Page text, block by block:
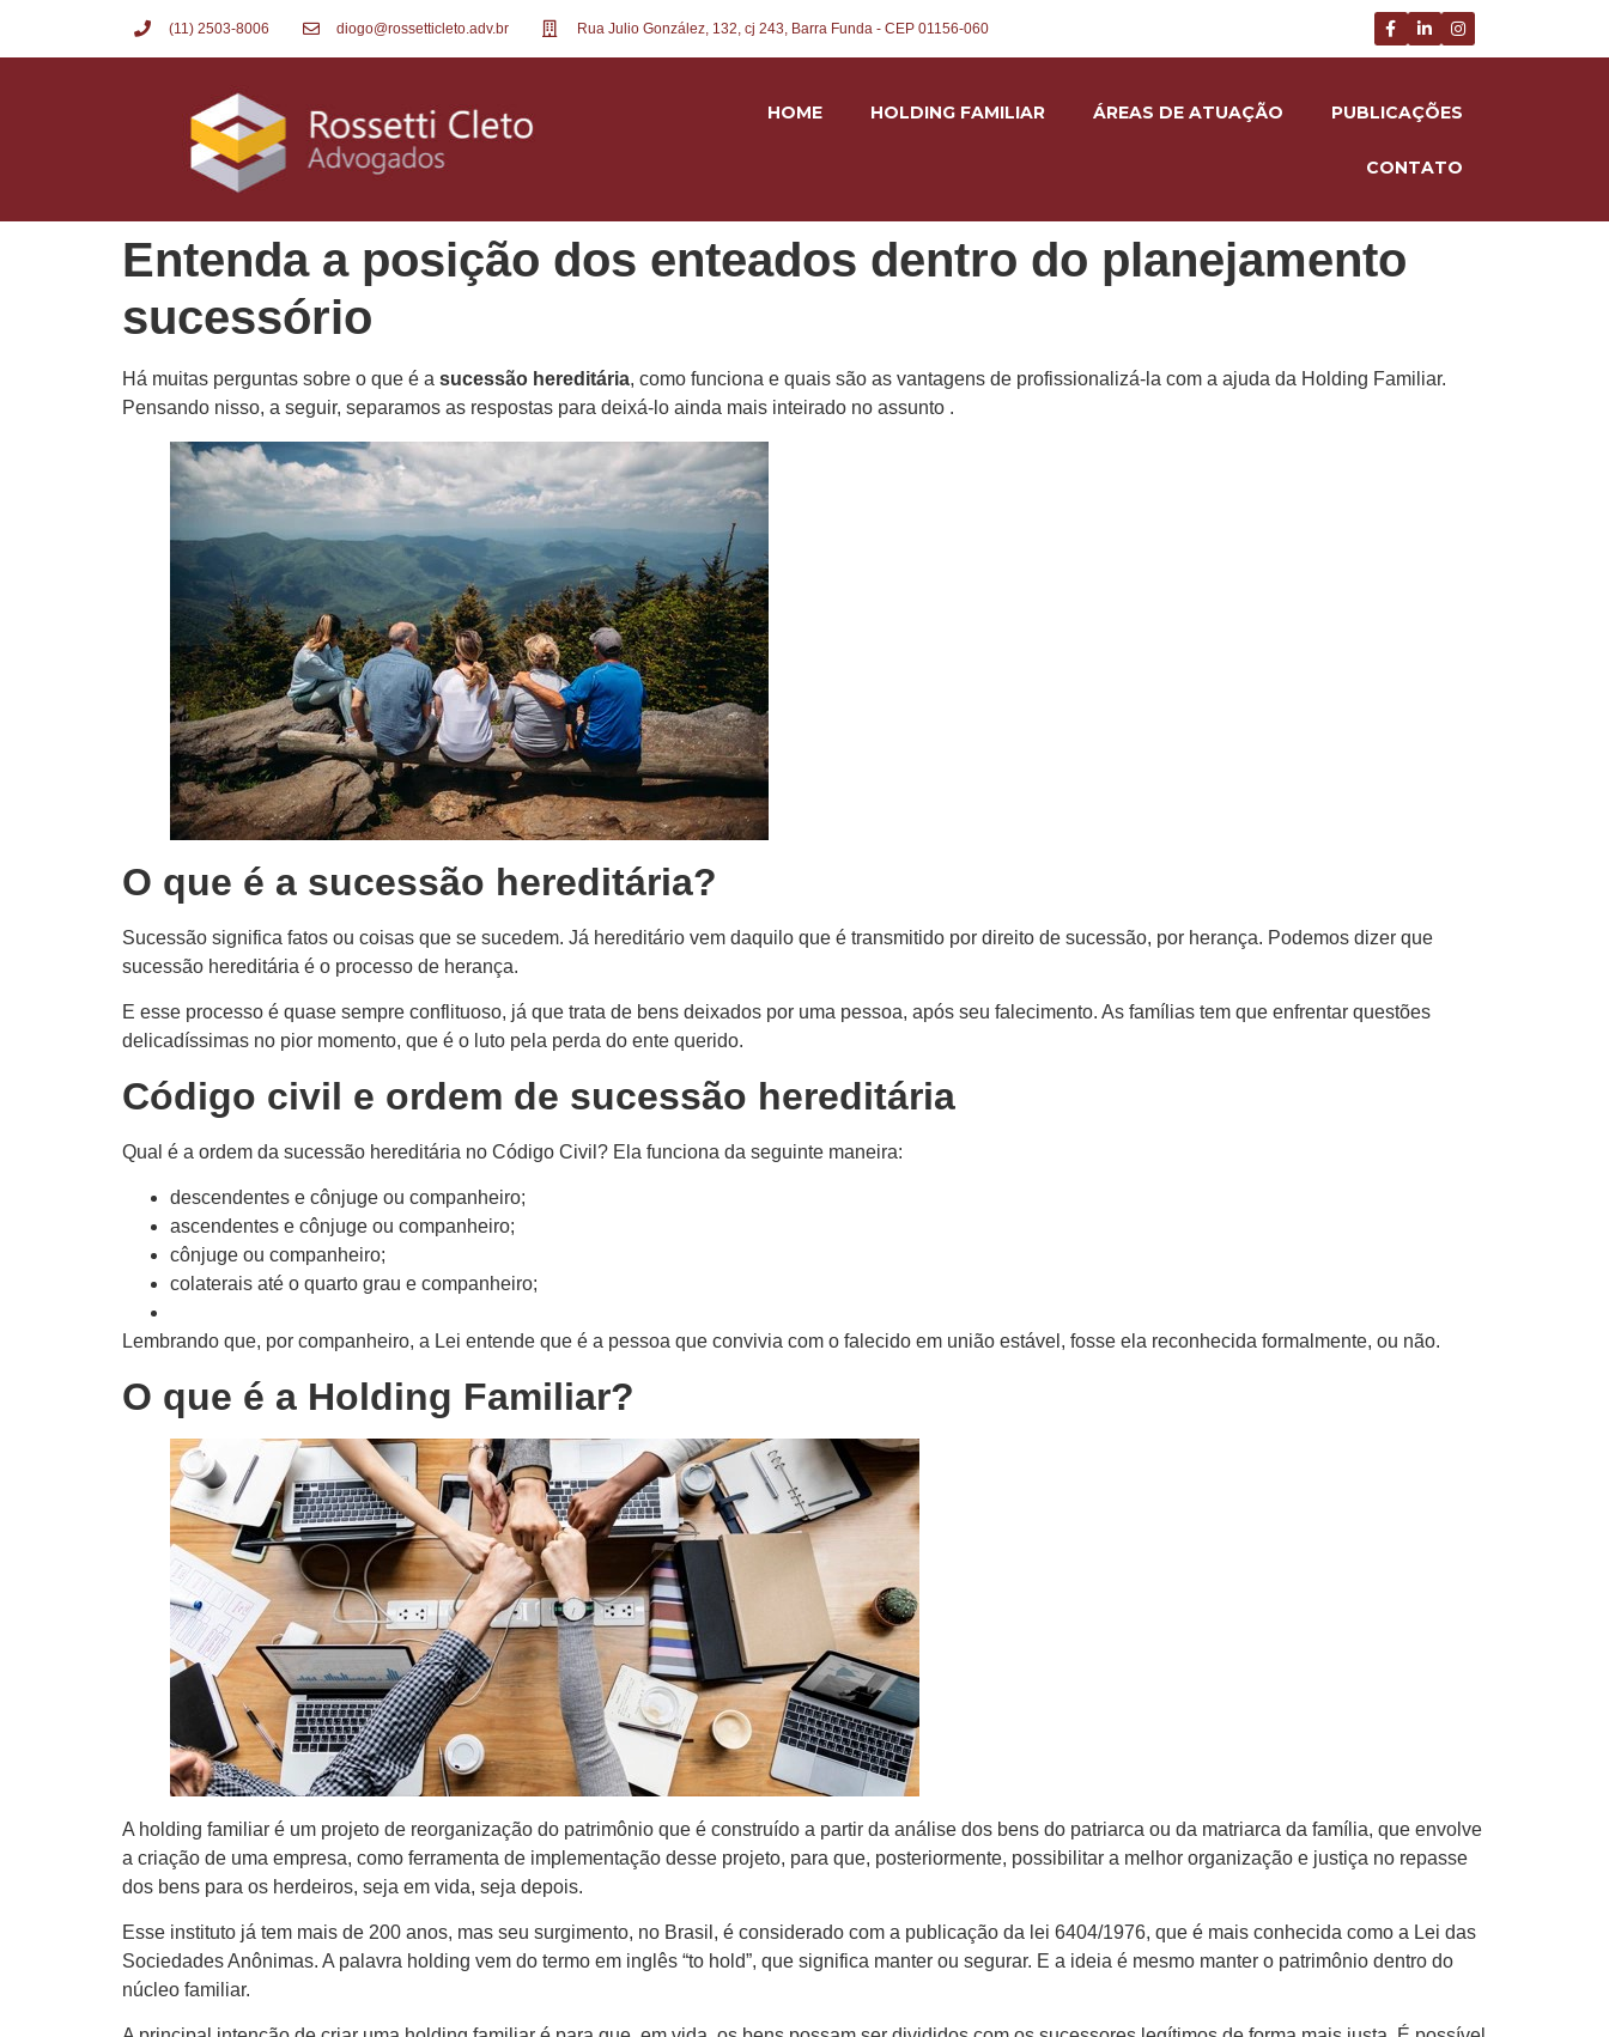
(11) 2503-8006 diogo@rossetticleto.adv.br Rua Julio González, 132, cj 243, Barra Funda - CEP 01156-060
HOME HOLDING FAMILIAR ÁREAS DE ATUAÇÃO PUBLICAÇÕES
CONTATO
Entenda a posição dos enteados dentro do planejamento
sucessório
Há muitas perguntas sobre o que é a sucessão hereditária, como funciona e quais são as vantagens de profissionalizá-la com a ajuda da Holding Familiar.
Pensando nisso, a seguir, separamos as respostas para deixá-lo ainda mais inteirado no assunto .
O que é a sucessão hereditária?
Sucessão significa fatos ou coisas que se sucedem. Já hereditário vem daquilo que é transmitido por direito de sucessão, por herança. Podemos dizer que
sucessão hereditária é o processo de herança.
E esse processo é quase sempre conflituoso, já que trata de bens deixados por uma pessoa, após seu falecimento. As famílias tem que enfrentar questões
delicadíssimas no pior momento, que é o luto pela perda do ente querido.
Código civil e ordem de sucessão hereditária
Qual é a ordem da sucessão hereditária no Código Civil? Ela funciona da seguinte maneira:
descendentes e cônjuge ou companheiro;
ascendentes e cônjuge ou companheiro;
cônjuge ou companheiro;
colaterais até o quarto grau e companheiro;
Lembrando que, por companheiro, a Lei entende que é a pessoa que convivia com o falecido em união estável, fosse ela reconhecida formalmente, ou não.
O que é a Holding Familiar?
A holding familiar é um projeto de reorganização do patrimônio que é construído a partir da análise dos bens do patriarca ou da matriarca da família, que envolve
a criação de uma empresa, como ferramenta de implementação desse projeto, para que, posteriormente, possibilitar a melhor organização e justiça no repasse
dos bens para os herdeiros, seja em vida, seja depois.
Esse instituto já tem mais de 200 anos, mas seu surgimento, no Brasil, é considerado com a publicação da lei 6404/1976, que é mais conhecida como a Lei das
Sociedades Anônimas. A palavra holding vem do termo em inglês “to hold”, que significa manter ou segurar. E a ideia é mesmo manter o patrimônio dentro do
núcleo familiar.